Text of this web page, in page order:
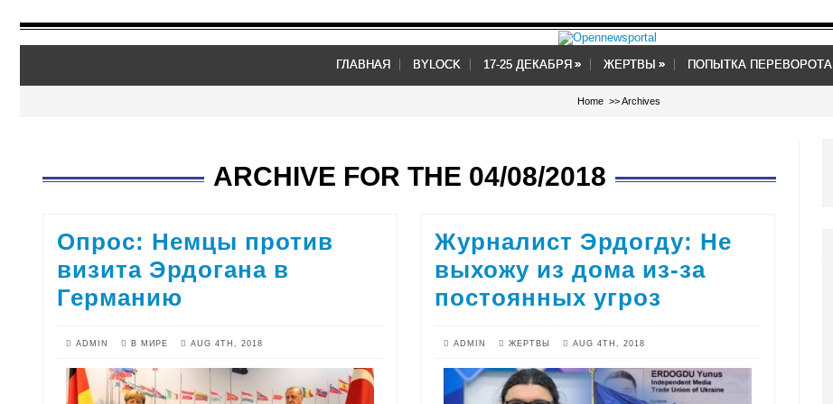
ГЛАВНАЯ BYLOCK 17-25 ДЕКАБРЯ »
» ЖЕРТВЫ »
» ПОПЫТКА ПЕРЕВОРОТА
Home >> Archives
ARCHIVE FOR THE 04/08/2018
Опрос: Немцы против
визита Эрдогана в
Германию
ADMIN В МИРЕ AUG 4TH, 2018
Журналист Эрдогду: Не
выхожу из дома из-за
постоянных угроз
ADMIN ЖЕРТВЫ AUG 4TH, 2018